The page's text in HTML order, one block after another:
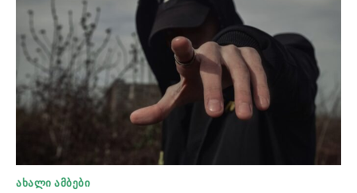
ᲐᲮᲐᲚᲘ ᲐᲛᲑᲔᲑᲘ